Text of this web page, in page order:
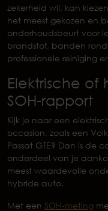
zekerheid wil, kan
het meest gekozen en
onderhoudsbeurt voor
brandstof, banden
professionele reiniging
Elektrische of
SOH-rapport
Kijk je naar een
occasion, zoals een
Passat GTE? Dan is
onderdeel van je
meest waardevolle
hybride auto.
Met een SOH-meting